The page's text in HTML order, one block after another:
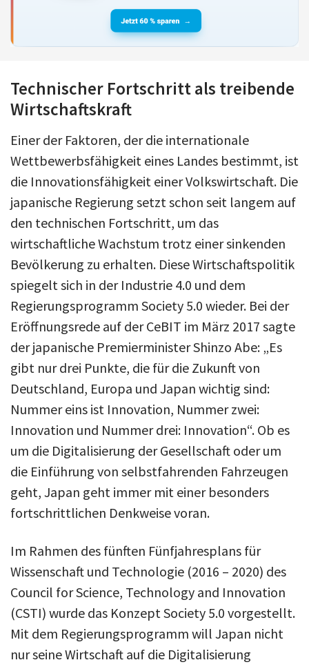
Technischer Fortschritt als treibende
Wirtschaftskraft
Einer der Faktoren, der die internationale
Wettbewerbsfähigkeit eines Landes bestimmt, ist
die Innovationsfähigkeit einer Volkswirtschaft. Die
japanische Regierung setzt schon seit langem auf
den technischen Fortschritt, um das
wirtschaftliche Wachstum trotz einer sinkenden
Bevölkerung zu erhalten. Diese Wirtschaftspolitik
spiegelt sich in der Industrie 4.0 und dem
Regierungsprogramm Society 5.0 wieder. Bei der
Eröffnungsrede auf der CeBIT im März 2017 sagte
der japanische Premierminister Shinzo Abe: „Es
gibt nur drei Punkte, die für die Zukunft von
Deutschland, Europa und Japan wichtig sind:
Nummer eins ist Innovation, Nummer zwei:
Innovation und Nummer drei: Innovation“. Ob es
um die Digitalisierung der Gesellschaft oder um
die Einführung von selbstfahrenden Fahrzeugen
geht, Japan geht immer mit einer besonders
fortschrittlichen Denkweise voran.
Im Rahmen des fünften Fünfjahresplans für
Wissenschaft und Technologie (2016 – 2020) des
Council for Science, Technology and Innovation
(CSTI) wurde das Konzept Society 5.0 vorgestellt.
Mit dem Regierungsprogramm will Japan nicht
nur seine Wirtschaft auf die Digitalisierung